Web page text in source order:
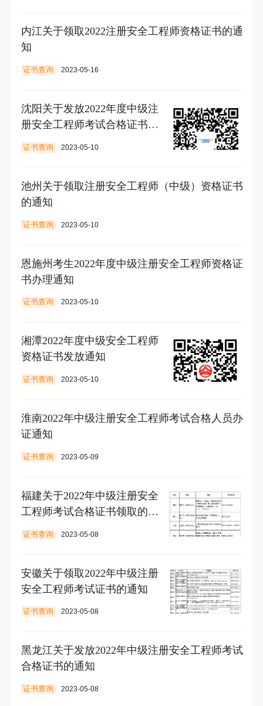
内江关于领取2022注册安全工程师资格证书的通
知
证书查询 2023-05-16
沈阳关于发放2022年度中级注
册安全工程师考试合格证书的
通知
证书查询 2023-05-10
池州关于领取注册安全工程师（中级）资格证书
的通知
证书查询 2023-05-10
恩施州考生2022年度中级注册安全工程师资格证
书办理通知
证书查询 2023-05-10
湘潭2022年度中级安全工程师
资格证书发放通知
证书查询 2023-05-10
淮南2022年中级注册安全工程师考试合格人员办
证通知
证书查询 2023-05-09
福建关于2022年中级注册安全
工程师考试合格证书领取的通
知
证书查询 2023-05-08
安徽关于领取2022年中级注册
安全工程师考试证书的通知
证书查询 2023-05-08
黑龙江关于发放2022年中级注册安全工程师考试
合格证书的通知
证书查询 2023-05-08